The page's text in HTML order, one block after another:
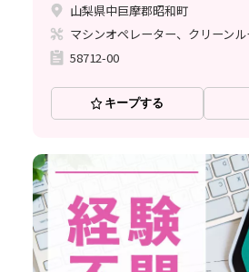
山梨県中巨摩郡昭和町
マシンオペレーター、クリーンル
58712-00
キープする